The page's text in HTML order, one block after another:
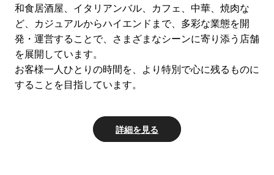
和⾷居酒屋、イタリアンバル、カフェ、中華、焼⾁な
ど、カジュアルからハイエンドまで、多彩な業態を開
発・運営することで、さまざまなシーンに寄り添う店舗
を展開しています。
お客様⼀⼈ひとりの時間を、より特別で⼼に残るものに
することを⽬指しています。
詳細を見る